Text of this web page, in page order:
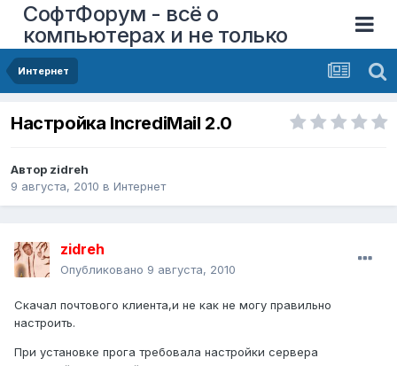
СофтФорум - всё о
компьютерах и не только
Интернет
Настройка IncrediMail 2.0
Автор zidreh
9 августа, 2010 в Интернет
zidreh
Опубликовано 9 августа, 2010
Скачал почтового клиента,и не как не могу правильно
настроить.
При установке прога требовала настройки сервера